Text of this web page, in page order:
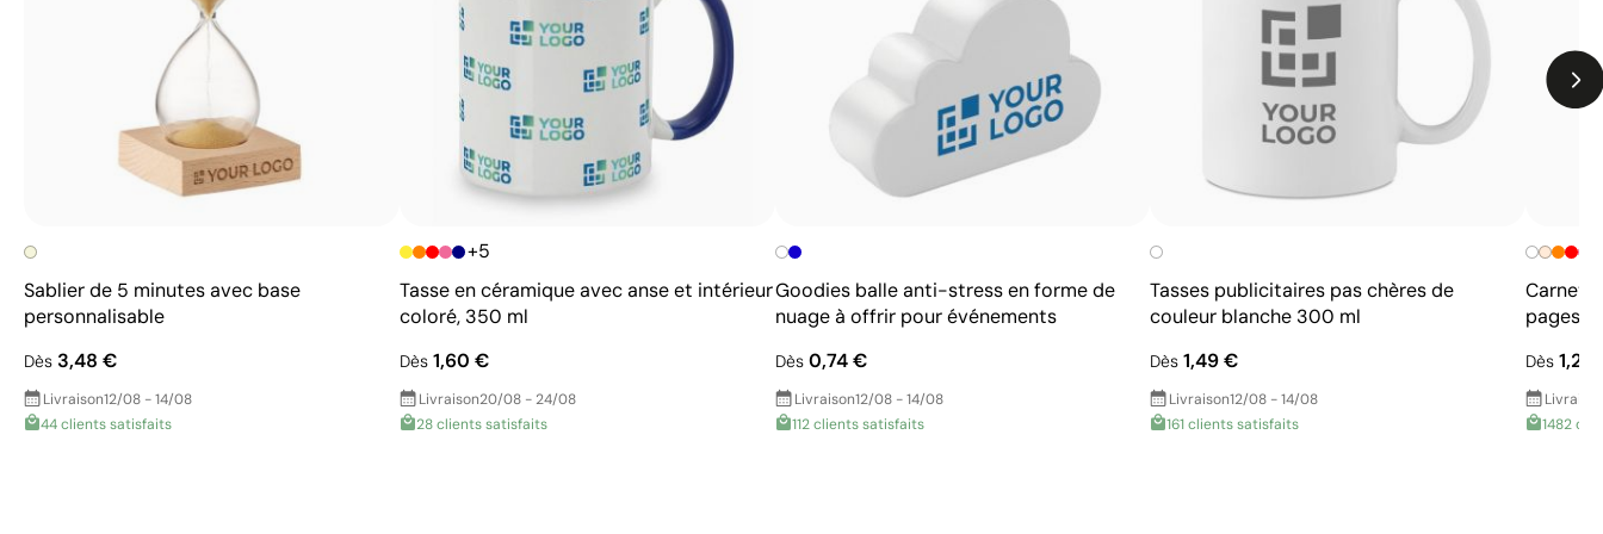
Sablier de 5 minutes avec base
personnalisable
Dès 3,48 €
Livraison12/08 - 14/08
44 clients satisfaits
+5
Tasse en céramique avec anse et intérieur
coloré, 350 ml
Dès1,60 €
Livraison20/08 - 24/08
28 clients satisfaits
Goodies balle anti-stress en forme de
nuage à offrir pour événements
Dès0,74 €
Livraison12/08 - 14/08
112 clients satisfaits
Tasses publicitaires pas chères de
couleur blanche 300 ml
Dès 1,49 €
Livraison12/08 - 14/08
161 clients satisfaits
Carnet
pages
Dès 1,26
1482